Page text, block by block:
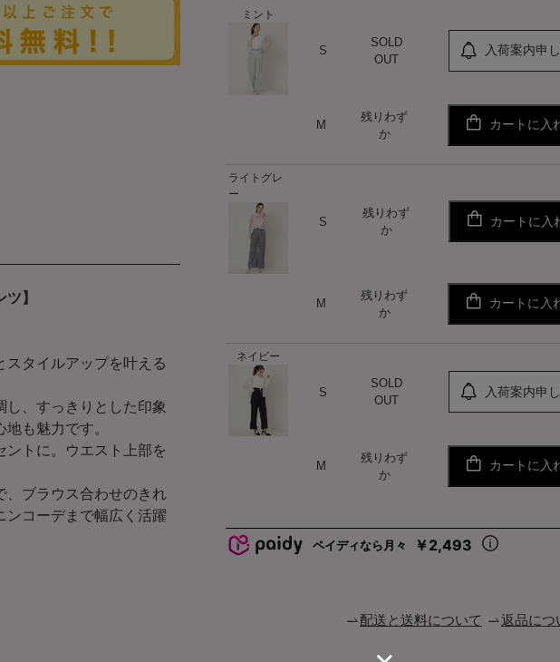
】
タイルアップを叶える
、すっきりとした印象
も魅力です。
トに。ウエスト上部を
、ブラウス合わせのきれ
ンコーデまで幅広く活躍
ミント
S
SOLD
OUT
入荷案内申
ハート
M
残りわず
か
カートに入
ライトグレ
ー
S
残りわず
か
カートに入
M
残りわず
か
カートに入
ネイビー
S
SOLD
OUT
入荷案内申
M
残りわず
か
カートに入
ペイディなら月々 ￥2,493
配送と送料について 返品につ